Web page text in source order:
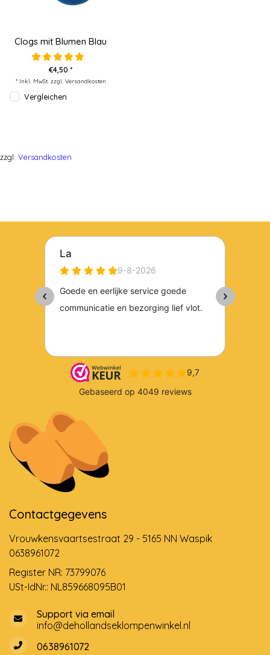
Clogs mit Blumen Blau
€4,50 *
* Inkl. MwSt. zzgl. Versandkosten
Vergleichen
zzgl. Versandkosten
Contactgegevens
Vrouwkensvaartsestraat 29 - 5165 NN Waspik
0638961072
Register NR: 73799076
USt-IdNr.: NL859668095B01
Support via email
info@dehollandseklompenwinkel.nl
0638961072